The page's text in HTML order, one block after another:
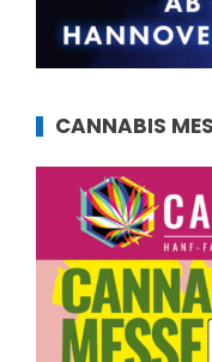
CANNABIS